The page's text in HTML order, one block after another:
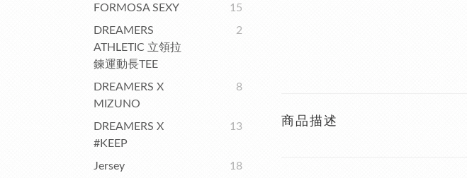
FORMOSA SEXY
15
DREAMERS
ATHLETIC 立領拉
鍊運動長TEE
2
DREAMERS X
MIZUNO
8
DREAMERS X
#KEEP
13
Jersey
18
商品描述